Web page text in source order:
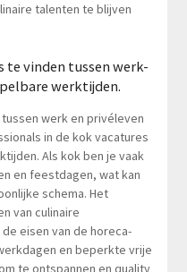
talenten te blijven
te vinden tussen werk-
werktijden.
werk en privéleven
in de kok vacatures
Als kok ben je vaak
en feestdagen, wat kan
schema. Het
van culinaire
eisen van de horeca-
en beperkte vrije
te ontspannen en quality